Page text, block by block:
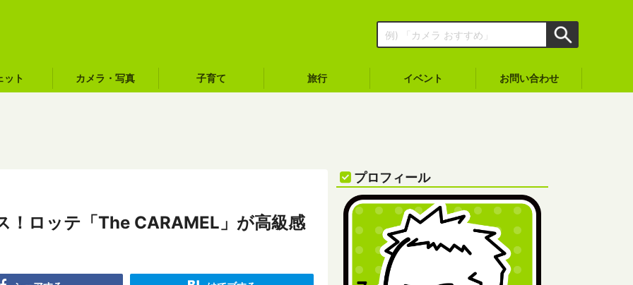
ット カメラ・写真 子育て 旅行 イベント お問い合わせ
！ロッテ「The CARAMEL」が高級感
プロフィール